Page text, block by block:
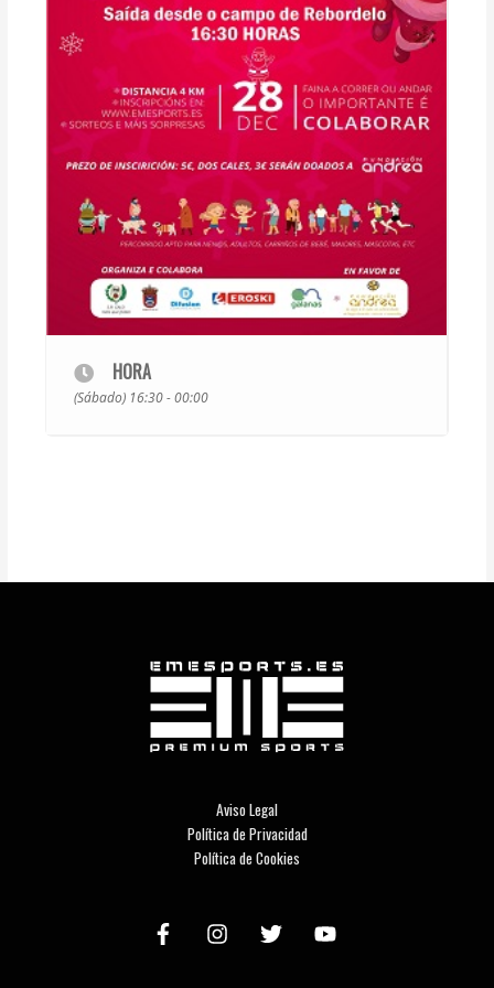
HORA
(Sábado) 16:30 - 00:00
Aviso Legal
Política de Privacidad
Política de Cookies